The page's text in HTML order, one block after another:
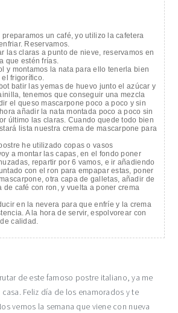
preparamos un café, yo utilizo la cafetera
Reservamos.
las claras a punto de nieve, reservamos en
que estén frías.
y montamos la nata para ello tenerla bien
el frigorífico.
batir las yemas de huevo junto el azúcar y
tenemos que conseguir una mezcla
el queso mascarpone poco a poco y sin
añadir la nata montada poco a poco sin
último las claras. Cuando quede todo bien
lista nuestra crema de mascarpone para
he utilizado copas o vasos
a montar las capas, en el fondo poner
repartir por 6 vamos, e ir añadiendo
con el ron para empapar estas, poner
otra capa de galletas, añadir de
de café con ron, y vuelta a poner crema
en la nevera para que enfríe y la crema
A la hora de servir, espolvorear con
calidad.
de este famoso postre italiano, ya me
Feliz día de los enamorados y te
vemos la semana que viene con nueva